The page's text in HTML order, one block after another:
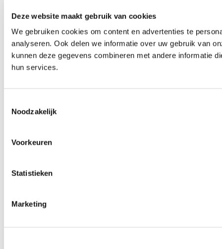
Deze website maakt gebruik van cookies
We gebruiken cookies om content en advertenties te
analyseren. Ook delen we informatie over uw gebruik van
kunnen deze gegevens combineren met andere informatie
hun services.
Noodzakelijk
Voorkeuren
Statistieken
Marketing